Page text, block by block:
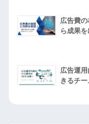
広告費
ら成果
広告運
きるチ